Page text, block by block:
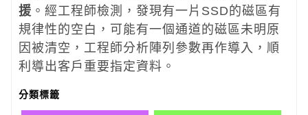
援 。經工程師檢測，發現有一片SSD的磁區有
規律性的空白，可能有一個通道的磁區未明原
因被清空，工程師分析陣列參數再作導入，順
利導出客戶重要指定資料。
分類標籤